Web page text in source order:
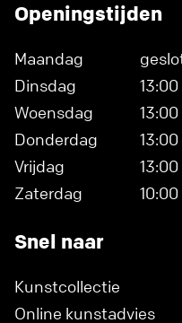
Openingstijden
Maandag
Dinsdag
Woensdag
Donderdag
Vrijdag
Zaterdag
Snel naar
Kunstcollectie
Online kunstadvies